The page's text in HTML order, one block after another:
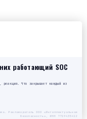
работающий SOC
Что закрывает каждый из
Рекламодатель ООО «Интеллектуальная
безопасность», ИНН 7719435412